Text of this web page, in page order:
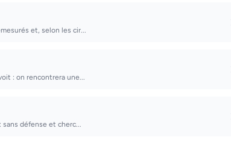
et, selon les cir...
: on rencontrera une...
défense et cherc...